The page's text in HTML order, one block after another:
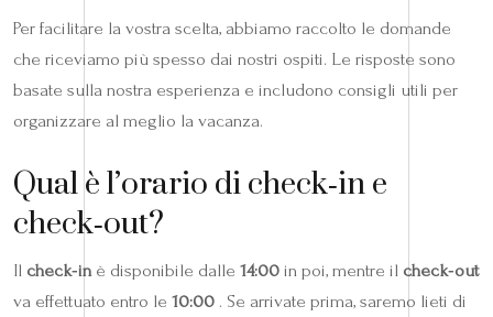
Per facilitare la vostra scelta, abbiamo raccolto le domande
che riceviamo più spesso dai nostri ospiti. Le risposte sono
basate sulla nostra esperienza e includono consigli utili per
organizzare al meglio la vacanza.
Qual è l’orario di check‑in e
check‑out?
Il check‑inè disponibile dalle 14:00 in poi, mentre il check‑out
va effettuato entro le 10:00 . Se arrivate prima, saremo lieti di